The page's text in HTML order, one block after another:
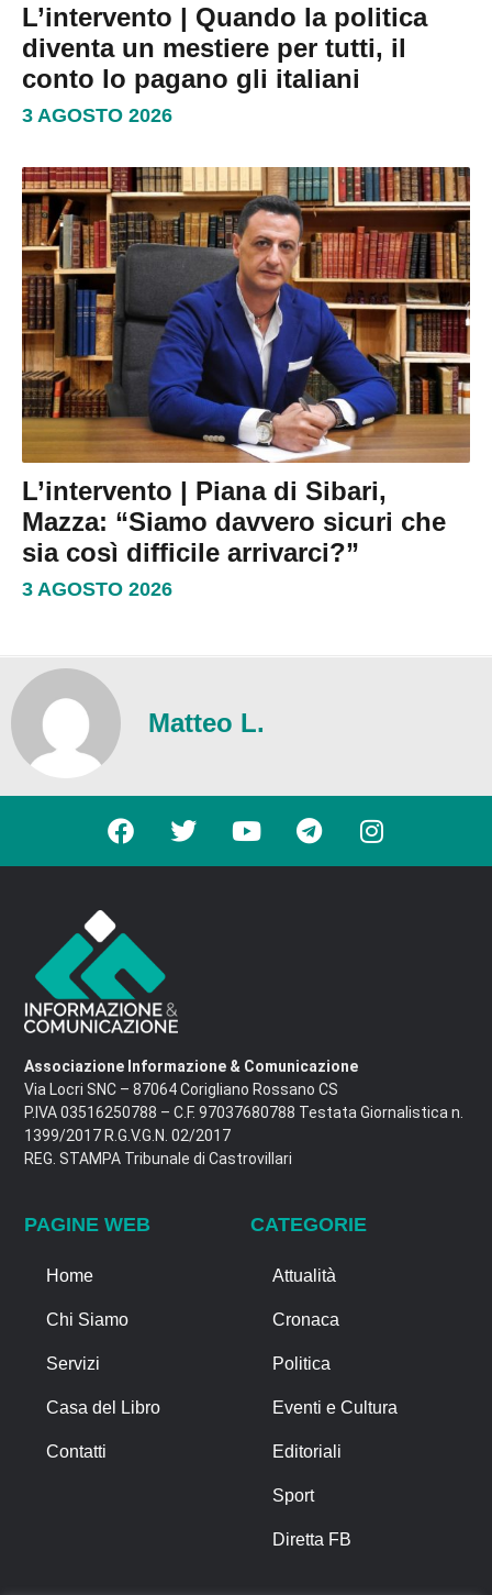
L’intervento | Quando la politica
diventa un mestiere per tutti, il
conto lo pagano gli italiani
3 AGOSTO 2026
L’intervento | Piana di Sibari,
Mazza: “Siamo davvero sicuri che
sia così difficile arrivarci?”
3 AGOSTO 2026
Matteo L.
Associazione Informazione & Comunicazione
Via Locri SNC – 87064 Corigliano Rossano CS
P.IVA 03516250788 – C.F. 97037680788 Testata Giornalistica n.
1399/2017 R.G.V.G.N. 02/2017
REG. STAMPA Tribunale di Castrovillari
PAGINE WEB
Home
Chi Siamo
Servizi
Casa del Libro
Contatti
CATEGORIE
Attualità
Cronaca
Politica
Eventi e Cultura
Editoriali
Sport
Diretta FB